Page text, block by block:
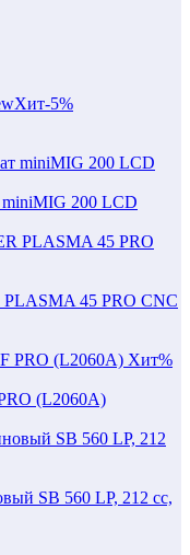
Хит-5%
200 LCD
45 PRO CNC
Хит%
(L2060A)
SB 560 LP, 212 cc,